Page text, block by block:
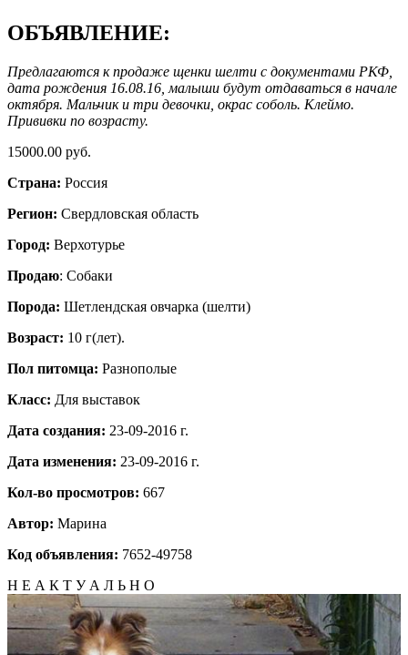
ОБЪЯВЛЕНИЕ:
Предлагаются к продаже щенки шелти с документами РКФ,
дата рождения 16.08.16, малыши будут отдаваться в начале
октября. Мальчик и три девочки, окрас соболь. Клеймо.
Прививки по возрасту.
15000.00 руб.
Страна: Россия
Регион: Свердловская область
Город: Верхотурье
Продаю: Собаки
Порода: Шетлендская овчарка (шелти)
Возраст: 10 г(лет).
Пол питомца: Разнополые
Класс: Для выставок
Дата создания: 23-09-2016 г.
Дата изменения: 23-09-2016 г.
Кол-во просмотров: 667
Автор: Марина
Код объявления: 7652-49758
Н Е А К Т У А Л Ь Н О